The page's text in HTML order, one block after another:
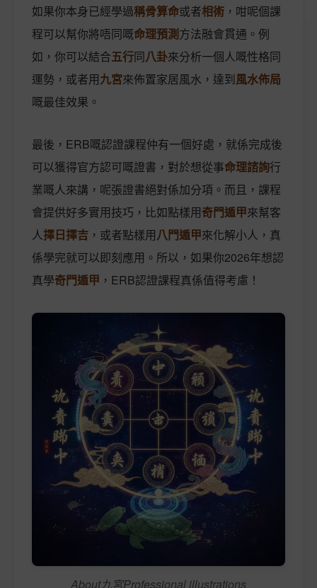
如果你本身已經學過稱骨算命或者相術 ，咁呢個課
程可以幫你將唔同嘅命理預測方法融會貫通。例
如，你可以結合五行同八卦來分析一個人嘅性格同
運勢，或者用九宮來佈置家居風水，達到風水佈局
嘅最佳效果。
最後，ERB嘅認證課程仲有一個好處，就係完成後
可以獲得官方認可嘅證書，對於想從事命理諮詢行
業嘅人來講，呢張證書絕對係加分項。而且，課程
會提供好多實用技巧，比如點樣用奇門遁甲來幫客
人擇日擇吉 ，或者點樣用八門遁甲來化解小人，真
係學完就可以即刻應用。所以，如果你2026年想認
真學奇門遁甲 ，ERB認證課程真係值得考慮！
About九宮Professional illustrations